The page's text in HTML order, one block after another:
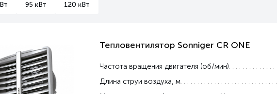
95 кВт 120 кВт
Тепловентилятор Sonniger CR ONE
Частота вращения двигателя (об/мин)
Длина струи воздуха, м